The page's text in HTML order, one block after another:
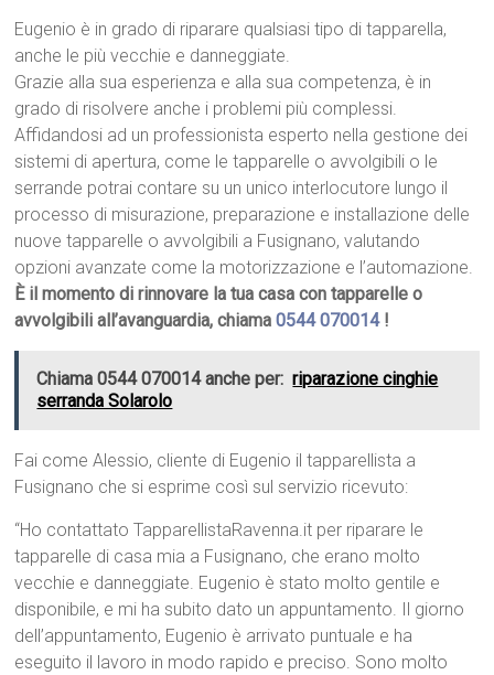
Eugenio è in grado di riparare qualsiasi tipo di tapparella,
anche le più vecchie e danneggiate.
Grazie alla sua esperienza e alla sua competenza, è in
grado di risolvere anche i problemi più complessi.
Affidandosi ad un professionista esperto nella gestione dei
sistemi di apertura, come le tapparelle o avvolgibili o le
serrande potrai contare su un unico interlocutore lungo il
processo di misurazione, preparazione e installazione delle
nuove tapparelle o avvolgibili a Fusignano, valutando
opzioni avanzate come la motorizzazione e l’automazione.
È il momento di rinnovare la tua casa con tapparelle o
avvolgibili all’avanguardia, chiama0544 070014!
Chiama 0544 070014 anche per: riparazione cinghie
serranda Solarolo
Fai come Alessio, cliente di Eugenio il tapparellista a
Fusignano che si esprime così sul servizio ricevuto:
“Ho contattato TapparellistaRavenna.it per riparare le
tapparelle di casa mia a Fusignano, che erano molto
vecchie e danneggiate. Eugenio è stato molto gentile e
disponibile, e mi ha subito dato un appuntamento. Il giorno
dell’appuntamento, Eugenio è arrivato puntuale e ha
eseguito il lavoro in modo rapido e preciso. Sono molto